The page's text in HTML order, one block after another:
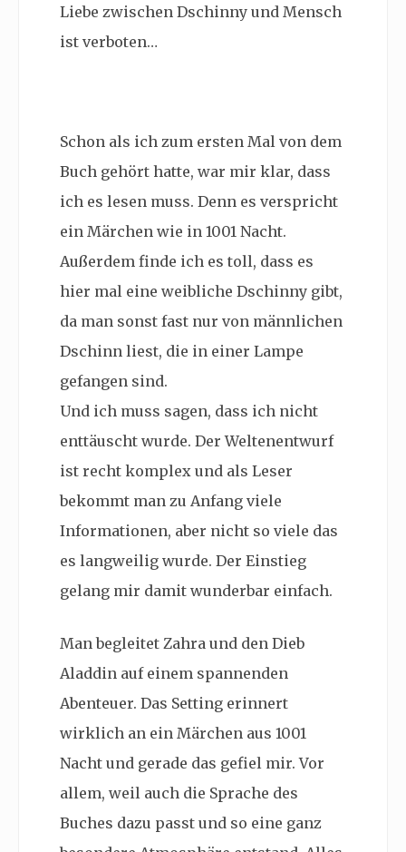
Liebe zwischen Dschinny und Mensch
ist verboten…
Schon als ich zum ersten Mal von dem
Buch gehört hatte, war mir klar, dass
ich es lesen muss. Denn es verspricht
ein Märchen wie in 1001 Nacht.
Außerdem finde ich es toll, dass es
hier mal eine weibliche Dschinny gibt,
da man sonst fast nur von männlichen
Dschinn liest, die in einer Lampe
gefangen sind.
Und ich muss sagen, dass ich nicht
enttäuscht wurde. Der Weltenentwurf
ist recht komplex und als Leser
bekommt man zu Anfang viele
Informationen, aber nicht so viele das
es langweilig wurde. Der Einstieg
gelang mir damit wunderbar einfach.
Man begleitet Zahra und den Dieb
Aladdin auf einem spannenden
Abenteuer. Das Setting erinnert
wirklich an ein Märchen aus 1001
Nacht und gerade das gefiel mir. Vor
allem, weil auch die Sprache des
Buches dazu passt und so eine ganz